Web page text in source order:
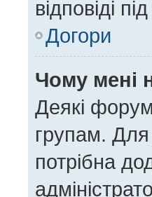
відповіді
Догори
Чому мені
Деякі
групам.
потрібна